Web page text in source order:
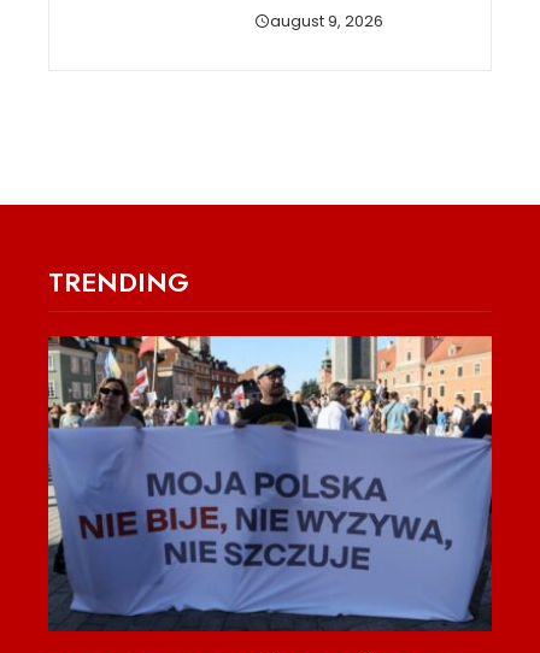
august 9, 2026
TRENDING